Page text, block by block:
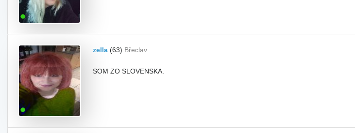
zella (63) Břeclav
SOM ZO SLOVENSKA.